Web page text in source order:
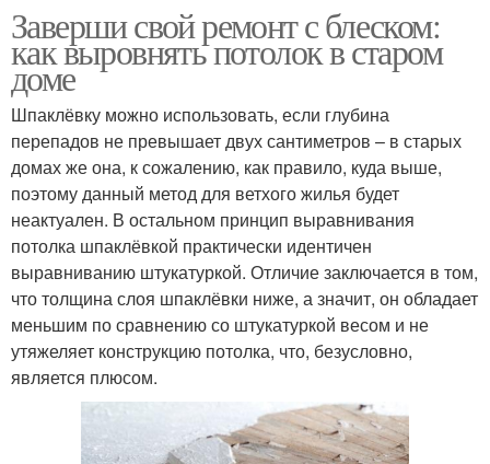
Заверши свой ремонт с блеском:
как выровнять потолок в старом
доме
Шпаклёвку можно использовать, если глубина
перепадов не превышает двух сантиметров – в старых
домах же она, к сожалению, как правило, куда выше,
поэтому данный метод для ветхого жилья будет
неактуален. В остальном принцип выравнивания
потолка шпаклёвкой практически идентичен
выравниванию штукатуркой. Отличие заключается в том,
что толщина слоя шпаклёвки ниже, а значит, он обладает
меньшим по сравнению со штукатуркой весом и не
утяжеляет конструкцию потолка, что, безусловно,
является плюсом.